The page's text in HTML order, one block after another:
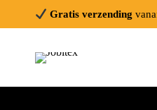
Gratis verzending